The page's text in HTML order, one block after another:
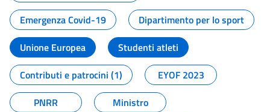
Emergenza Covid-19
Dipartimento per lo sport
Unione Europea
Studenti atleti
Contributi e patrocini (1)
EYOF 2023
PNRR
Ministro